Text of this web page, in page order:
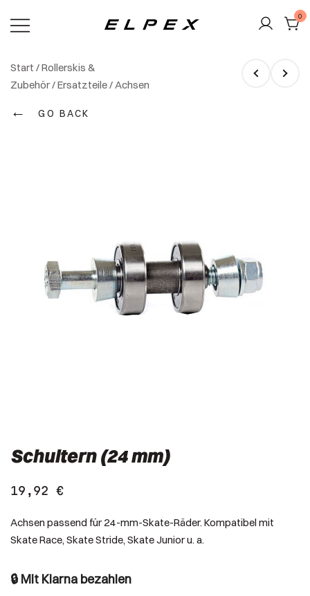
Inhalt
0
Start /Rollerskis &
Zubehör/Ersatzteile/Achsen
← GO BACK
Schultern (24 mm)
19,92 €
Achsen passend für 24-mm-Skate-Räder. Kompatibel mit
Skate Race, Skate Stride, Skate Junior u. a.
🔒 Mit Klarna bezahlen